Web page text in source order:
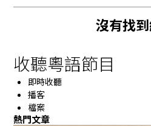
沒有找
收聽粵語節目
即時收聽
播客
檔案
熱門文章